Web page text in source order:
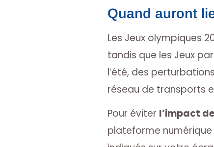
Quand auront
Les Jeux olympiques
tandis que les Jeux
l’été, des
réseau de transports
Pour éviter l’impact
plateforme